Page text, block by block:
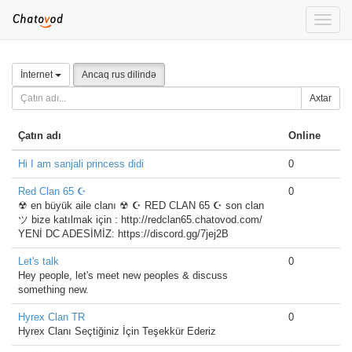
Toggle
İnternet Ancaq rus dilində
Axtar
Çatın adı Online
Hi I am sanjali princess didi 0
Red Clan 65 ☪
☢ en büyük aile clanı ☢ ☪ RED CLAN 65 ☪ son clan
ツ bize katılmak için : http://redclan65.chatovod.com/
YENİ DC ADESİMİZ: https://discord.gg/7jej2B
0
Let's talk
Hey people, let's meet new peoples & discuss
something new.
0
Hyrex Clan TR
Hyrex Clanı Seçtiğiniz İçin Teşekkür Ederiz
0